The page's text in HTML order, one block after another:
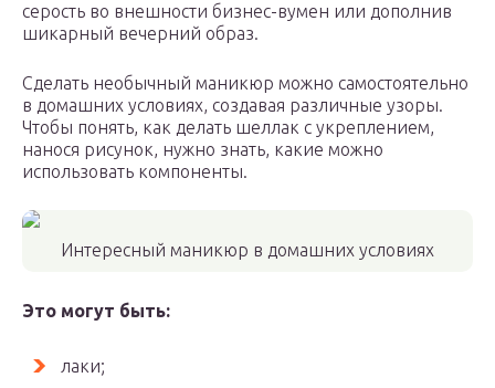
серость во внешности бизнес-вумен или дополнив
шикарный вечерний образ.
Сделать необычный маникюр можно самостоятельно
в домашних условиях, создавая различные узоры.
Чтобы понять, как делать шеллак с укреплением,
нанося рисунок, нужно знать, какие можно
использовать компоненты.
Интересный маникюр в домашних условиях
Это могут быть:
лаки;